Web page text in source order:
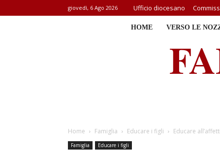
giovedì, 6 Ago 2026 Ufficio diocesano
HOME VERSO LE
Home Famiglia Educare i figli Educare
Famiglia Educare i figli